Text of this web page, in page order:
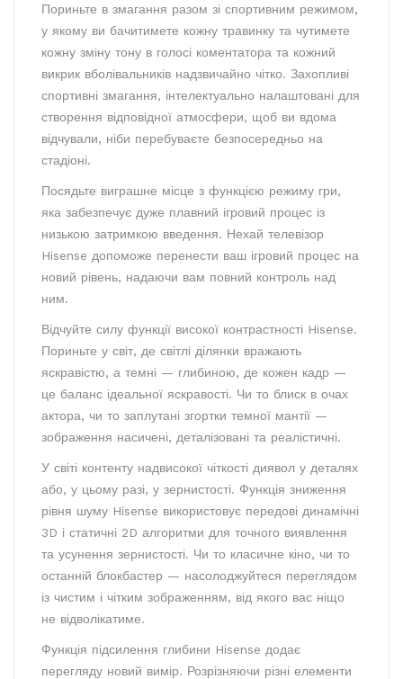
Пориньте в змагання разом зі спортивним режимом,
у якому ви бачитимете кожну травинку та чутимете
кожну зміну тону в голосі коментатора та кожний
викрик вболівальників надзвичайно чітко. Захопливі
спортивні змагання, інтелектуально налаштовані для
створення відповідної атмосфери, щоб ви вдома
відчували, ніби перебуваєте безпосередньо на
стадіоні.
Посядьте виграшне місце з функцією режиму гри,
яка забезпечує дуже плавний ігровий процес із
низькою затримкою введення. Нехай телевізор
Hisense допоможе перенести ваш ігровий процес на
новий рівень, надаючи вам повний контроль над
ним.
Відчуйте силу функції високої контрастності Hisense.
Пориньте у світ, де світлі ділянки вражають
яскравістю, а темні — глибиною, де кожен кадр —
це баланс ідеальної яскравості. Чи то блиск в очах
актора, чи то заплутані згортки темної мантії —
зображення насичені, деталізовані та реалістичні.
У світі контенту надвисокої чіткості диявол у деталях
або, у цьому разі, у зернистості. Функція зниження
рівня шуму Hisense використовує передові динамічні
3D і статичні 2D алгоритми для точного виявлення
та усунення зернистості. Чи то класичне кіно, чи то
останній блокбастер — насолоджуйтеся переглядом
із чистим і чітким зображенням, від якого вас ніщо
не відволікатиме.
Функція підсилення глибини Hisense додає
перегляду новий вимір. Розрізняючи різні елементи